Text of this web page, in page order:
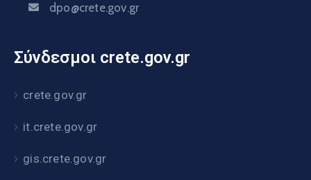
dpo@crete.gov.gr
Σύνδεσμοι crete.gov.gr
crete.gov.gr
it.crete.gov.gr
gis.crete.gov.gr